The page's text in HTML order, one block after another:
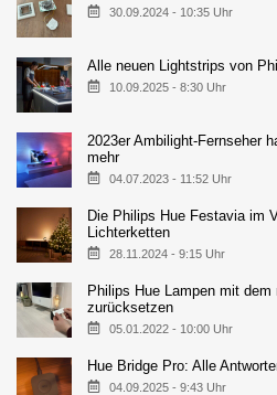
30.09.2024 - 10:35 Uhr
Alle neuen Lightstrips von
10.09.2025 - 8:30 Uhr
2023er Ambilight-Fernseher
mehr
04.07.2023 - 11:52 Uhr
Die Philips Hue Festavia im
Lichterketten
28.11.2024 - 9:15 Uhr
Philips Hue Lampen mit
zurücksetzen
05.01.2022 - 10:00 Uhr
Hue Bridge Pro: Alle
04.09.2025 - 9:43 Uhr